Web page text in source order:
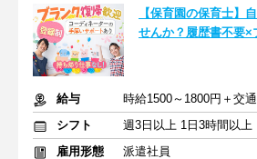
【保育園の保育士】
せんか？履歴書不要
給与
時給1500～1800円＋交
シフト
雇用形態
派遣社員